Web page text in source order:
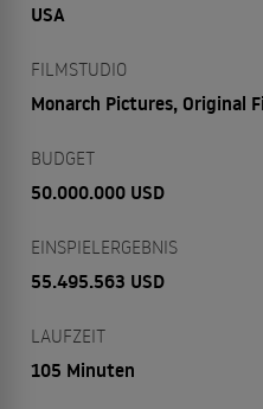
USA
FILMSTUDIO
Monarch Pictures, Original
BUDGET
50.000.000 USD
EINSPIELERGEBNIS
55.495.563 USD
LAUFZEIT
105 Minuten